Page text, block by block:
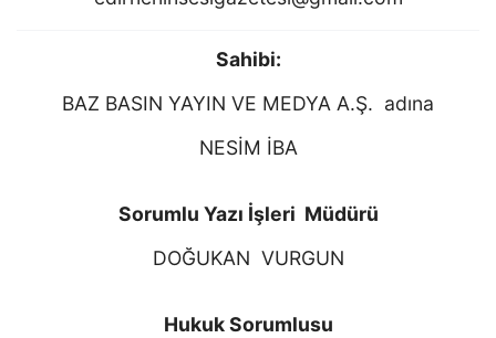
Sahibi:
BAZ BASIN YAYIN VE MEDYA A.Ş. adına
NESİM İBA
Sorumlu Yazı İşleri Müdürü
DOĞUKAN VURGUN
Hukuk Sorumlusu